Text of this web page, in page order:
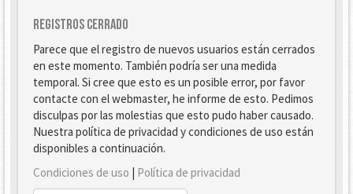
Registros cerrado
Parece que el registro de nuevos usuarios están cerrados
en este momento. También podría ser una medida
temporal. Si cree que esto es un posible error, por favor
contacte con el webmaster, he informe de esto. Pedimos
disculpas por las molestias que esto pudo haber causado.
Nuestra política de privacidad y condiciones de uso están
disponibles a continuación.
Condiciones de uso | Política de privacidad